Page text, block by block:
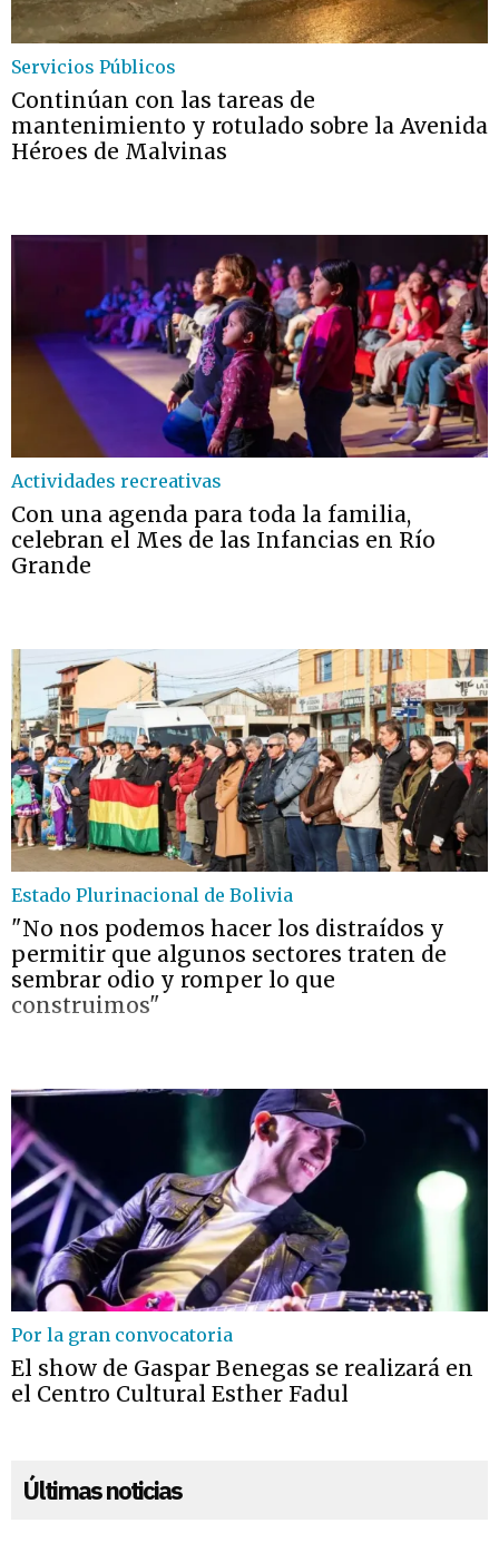
Servicios Públicos
Continúan con las tareas de
mantenimiento y rotulado sobre la Avenida
Héroes de Malvinas
Actividades recreativas
Con una agenda para toda la familia,
celebran el Mes de las Infancias en Río
Grande
Estado Plurinacional de Bolivia
"No nos podemos hacer los distraídos y
permitir que algunos sectores traten de
sembrar odio y romper lo que
construimos"
Por la gran convocatoria
El show de Gaspar Benegas se realizará en
el Centro Cultural Esther Fadul
Últimas noticias